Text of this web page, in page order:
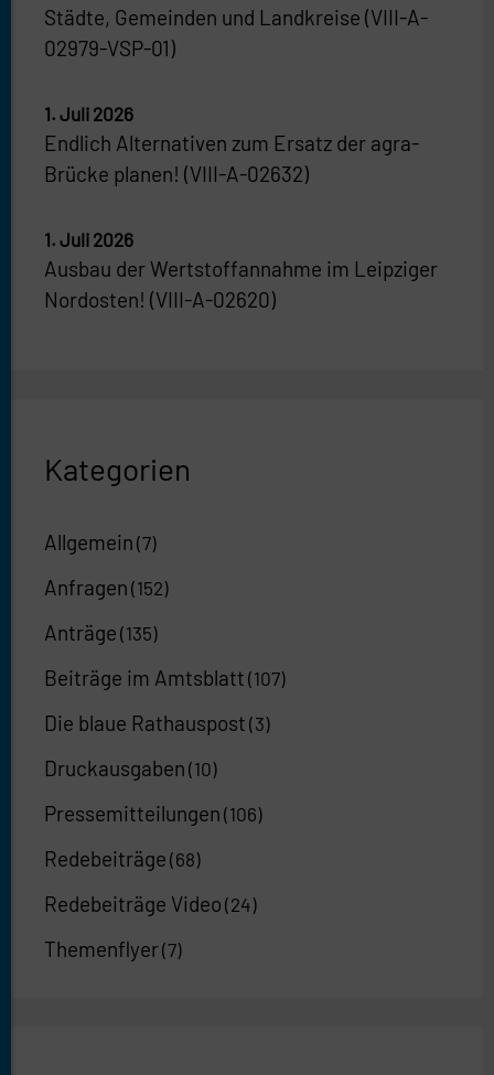
Städte, Gemeinden und Landkreise (VIII-A-
02979-VSP-01)
Endlich Alternativen zum Ersatz der agra-
Brücke planen! (VIII-A-02632)
1. Juli 2026
Ausbau der Wertstoffannahme im Leipziger
Nordosten! (VIII-A-02620)
1. Juli 2026
Kategorien
Allgemein (7)
Anfragen (152)
Anträge (135)
Beiträge im Amtsblatt (107)
Die blaue Rathauspost (3)
Druckausgaben (10)
Pressemitteilungen (106)
Redebeiträge (68)
Redebeiträge Video (24)
Themenflyer(7)